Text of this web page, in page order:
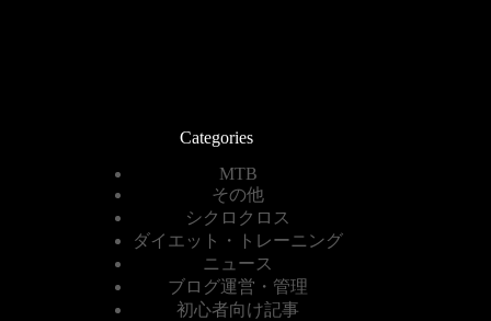
Categories
MTB
その他
シクロクロス
ダイエット・トレーニング
ニュース
ブログ運営・管理
初心者向け記事